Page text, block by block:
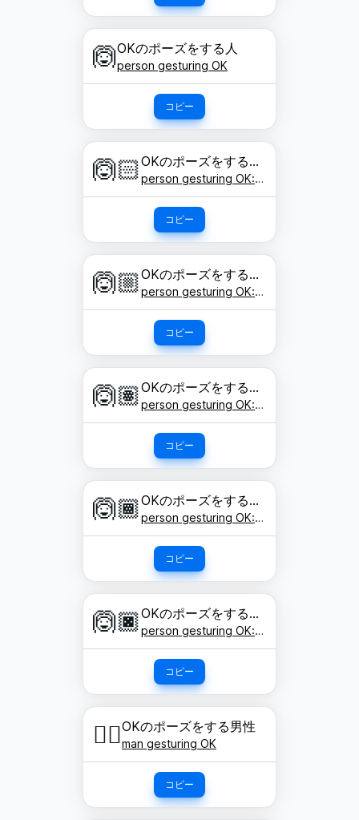
🙆OKのポーズをする人
person gesturing OK
コピー
🙆🏻 OKのポーズをする人: 明るい肌色
person gesturing OK: light skin tone
コピー
🙆🏼 OKのポーズをする人: やや明るい肌色
person gesturing OK: medium-light skin tone
コピー
🙆🏽 OKのポーズをする人: 肌色
person gesturing OK: medium skin tone
コピー
🙆🏾 OKのポーズをする人: やや濃い肌色
person gesturing OK: medium-dark skin tone
コピー
🙆🏿 OKのポーズをする人: 濃い肌色
person gesturing OK: dark skin tone
コピー
🙆‍♂️OKのポーズをする男性
man gesturing OK
コピー